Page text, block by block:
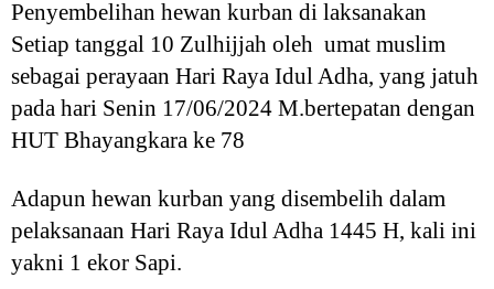
Penyembelihan hewan kurban di laksanakan
Setiap tanggal 10 Zulhijjah oleh umat muslim
sebagai perayaan Hari Raya Idul Adha, yang jatuh
pada hari Senin 17/06/2024 M.bertepatan dengan
HUT Bhayangkara ke 78
Adapun hewan kurban yang disembelih dalam
pelaksanaan Hari Raya Idul Adha 1445 H, kali ini
yakni 1 ekor Sapi.